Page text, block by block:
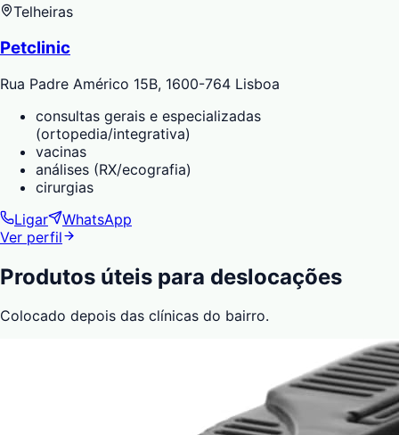
Telheiras
Petclinic
Rua Padre Américo 15B, 1600-764 Lisboa
consultas gerais e especializadas
(ortopedia/integrativa)
vacinas
análises (RX/ecografia)
cirurgias
Ligar
WhatsApp
Ver perfil
Produtos úteis para deslocações
Colocado depois das clínicas do bairro.